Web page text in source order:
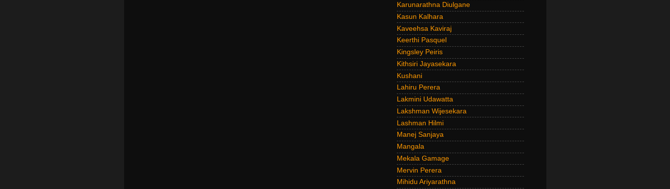
Karunarathna Diulgane
Kasun Kalhara
Kaveehsa Kaviraj
Keerthi Pasquel
Kingsley Peiris
Kithsiri Jayasekara
Kushani
Lahiru Perera
Lakmini Udawatta
Lakshman Wijesekara
Lashman Hilmi
Manej Sanjaya
Mangala
Mekala Gamage
Mervin Perera
Mihidu Ariyarathna